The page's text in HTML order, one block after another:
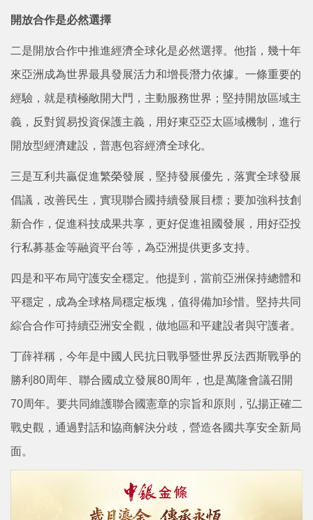
開放合作是必然選擇
二是開放合作中推進經濟全球化是必然選擇。他指，幾十年
來亞洲成為世界最具發展活力和增長潛力依據。一條重要的
經驗，就是積極敞開大門，主動服務世界；堅持開放區域主
義，反對貿易投資保護主義，用好東亞亞太區域機制，進行
開放型經濟建設，普惠包容經濟全球化。
三是互利共贏促進繁榮發展，堅持發展優先，落實全球發展
倡議，改善民生，實現聯合國持續發展目標；要加強科技創
新合作，促進科技成果共享，更好促進祖國發展，用好亞投
行私募基金等融資平台等，為亞洲提供更多支持。
四是和平布局守護安全穩定。他提到，當前亞洲保持總體和
平穩定，成為全球格局穩定板塊，值得備加珍惜。堅持共同
綜合合作可持續亞洲安全觀，做地區和平建設者與守護者。
丁薛祥稱，今年是中國人民抗日戰爭暨世界反法西斯戰爭的
勝利80周年、聯合國成立發展80周年，也是萬隆會議召開
70周年。要共同維護聯合國憲章的宗旨和原則，弘揚正確二
戰史觀，通過對話和協商解決分歧，營造各國共享安全新局
面。